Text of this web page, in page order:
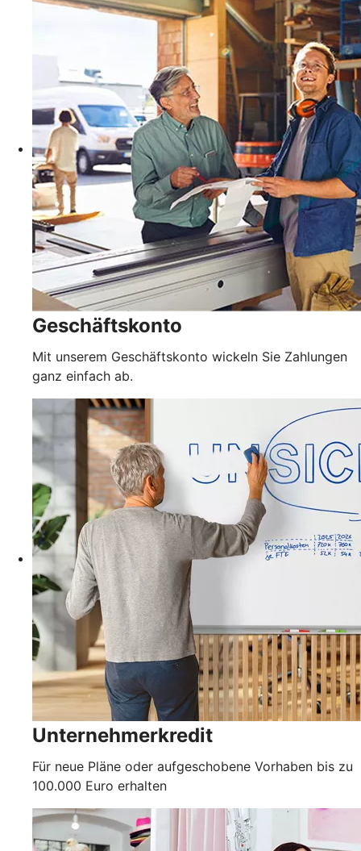
Geschäftskonto
Mit unserem Geschäftskonto wickeln Sie Zahlungen
ganz einfach ab.
Unternehmerkredit
Für neue Pläne oder aufgeschobene Vorhaben bis zu
100.000 Euro erhalten